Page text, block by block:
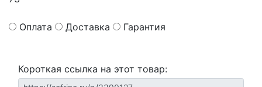
Оплата Доставка Гарантия
Короткая ссылка на этот товар: